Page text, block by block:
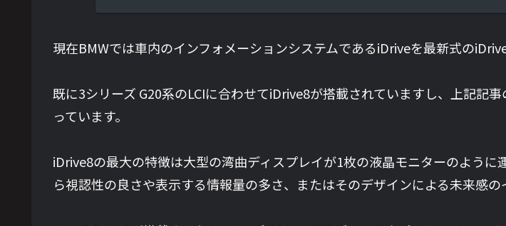
現在BMWでは車内のインフォメーションシステムであるiDriveを最新式の
既に3シリーズ G20系のLCIに合わせてiDrive8が搭載されていますし、上記記
っています。
iDrive8の最大の特徴は大型の湾曲ディスプレイが1枚の液晶モニターのよう
ら視認性の良さや表示する情報量の多さ、またはそのデザインによる未来感の